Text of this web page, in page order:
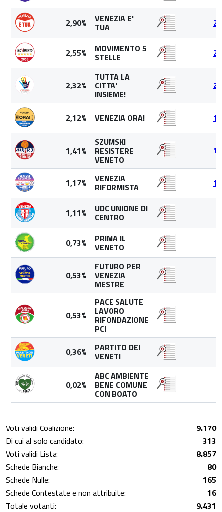
2,90% VENEZIA E'
TUA
2,55% MOVIMENTO 5
STELLE
2,32%
TUTTA LA
CITTA'
INSIEME!
2,12% VENEZIA ORA!
1,41%
SZUMSKI
RESISTERE
VENETO
1,17% VENEZIA
RIFORMISTA
1,11% UDC UNIONE DI
CENTRO
0,73% PRIMA IL
VENETO
0,53%
FUTURO PER
VENEZIA
MESTRE
0,53%
PACE SALUTE
LAVORO
RIFONDAZIONE
PCI
0,36% PARTITO DEI
VENETI
0,02%
ABC AMBIENTE
BENE COMUNE
CON BOATO
Voti validi Coalizione:
9.170
Di cui al solo candidato:
313
Voti validi Lista:
8.857
Schede Bianche:
80
Schede Nulle:
165
Schede Contestate e non attribuite:
16
Totale votanti:
9.431